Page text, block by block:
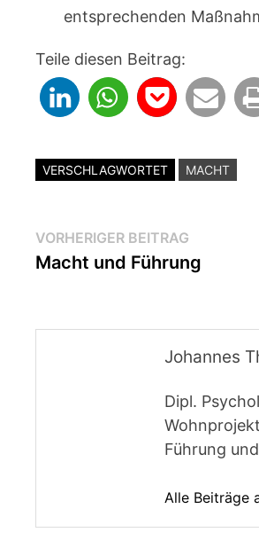
entsprechenden
Teile diesen Beitrag:
VERSCHLAGWORTET MACHT
VORHERIGER BEITRAG
Beitrag:
Macht und Führung
Johannes
Dipl.
Führung
Alle Beiträge